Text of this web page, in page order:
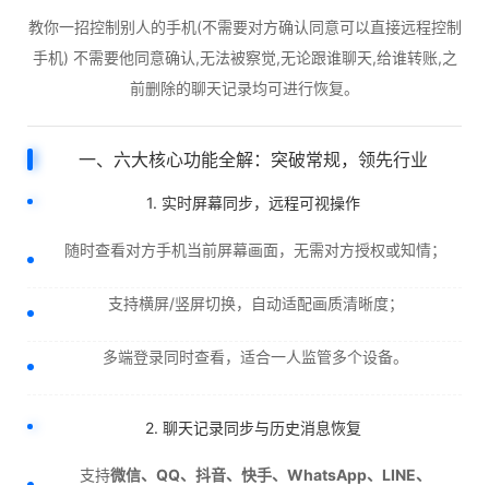
教你一招控制别人的手机(不需要对方确认同意可以直接远程控制
手机) 不需要他同意确认,无法被察觉,无论跟谁聊天,给谁转账,之
前删除的聊天记录均可进行恢复。
一、六大核心功能全解：突破常规，领先行业
1. 实时屏幕同步，远程可视操作
随时查看对方手机当前屏幕画面，无需对方授权或知情；
支持横屏/竖屏切换，自动适配画质清晰度；
多端登录同时查看，适合一人监管多个设备。
2. 聊天记录同步与历史消息恢复
支持微信、QQ、抖音、快手、WhatsApp、LINE、